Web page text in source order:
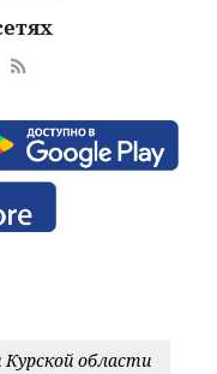
области